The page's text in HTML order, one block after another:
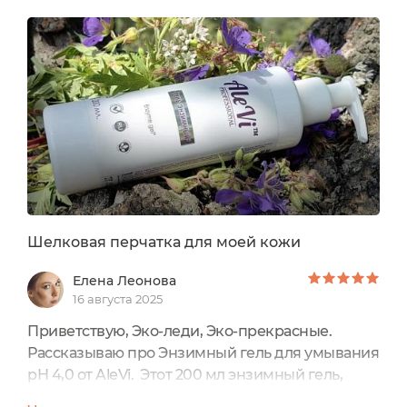
Подойдёт для чувствительного типа кожи? Не
сушит кожу при постоянном использовании?
Ответ
rinna26
Не сушит, но лучше пробовать)
Шелковая перчатка для моей кожи
Елена Леонова
16 августа 2025
Приветствую, Эко-леди, Эко-прекрасные.
Рассказываю про Энзимный гель для умывания
рН 4,0 от AleVi. Этот 200 мл энзимный гель,